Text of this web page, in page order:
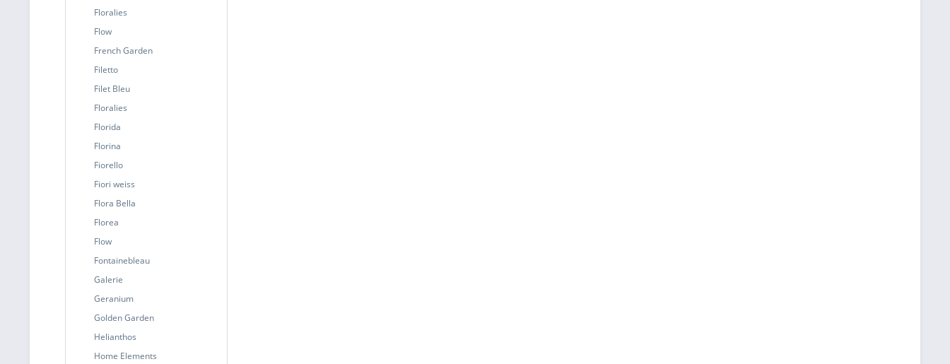
Floralies
Flow
French Garden
Filetto
Filet Bleu
Floralies
Florida
Florina
Fiorello
Fiori weiss
Flora Bella
Florea
Flow
Fontainebleau
Galerie
Geranium
Golden Garden
Helianthos
Home Elements